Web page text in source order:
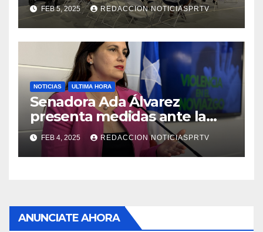
FEB 5, 2025 REDACCION NOTICIASPRTV
NOTICIAS ULTIMA HORA
Senadora Ada Álvarez
presenta medidas ante la
violencia en el noviazgo
FEB 4, 2025 REDACCION NOTICIASPRTV
ANUNCIATE AHORA